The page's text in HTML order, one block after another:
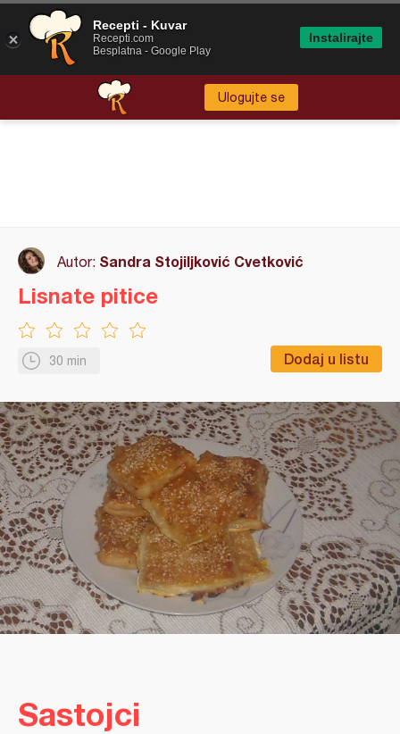
Ulogujte se
Autor: Sandra Stojiljković Cvetković
30 min Dodaj u listu
Lisnate pitice
Sastojci
Recepti - Kuvar
Recepti.com
Besplatna - Google Play
Instalirajte